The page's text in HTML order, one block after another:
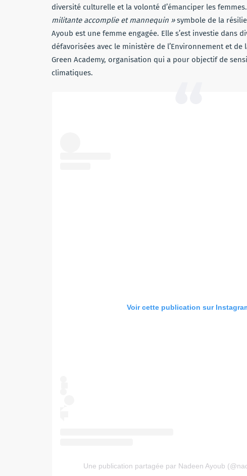
diversité culturelle et la volonté d’émanciper les
militante accomplie et mannequin »symbole de la
Ayoub est une femme engagée. Elle s’est investie
défavorisées avec le ministère de l’Environnement et
Green Academy, organisation qui a pour objectif de
climatiques.
Voir cette publication sur
Une publication partagée par Nadeen Ayoub